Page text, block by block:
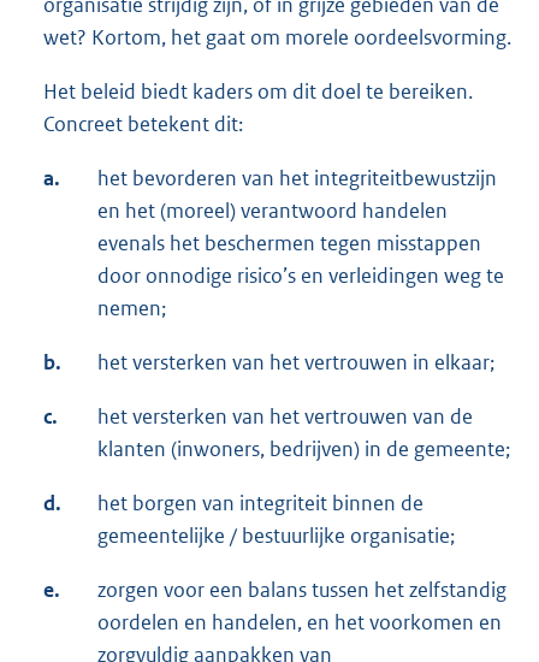
wet? Kortom, het gaat om morele oordeelsvorming.
Het beleid biedt kaders om dit doel te bereiken.
Concreet betekent dit:
a.
het bevorderen van het integriteitbewustzijn
en het (moreel) verantwoord handelen
evenals het beschermen tegen misstappen
door onnodige risico’s en verleidingen weg te
nemen;
b. het versterken van het vertrouwen in elkaar;
c.
het versterken van het vertrouwen van de
klanten (inwoners, bedrijven) in de gemeente;
d.
het borgen van integriteit binnen de
gemeentelijke / bestuurlijke organisatie;
e.
zorgen voor een balans tussen het zelfstandig
oordelen en handelen, en het voorkomen en
zorgvuldig aanpakken van